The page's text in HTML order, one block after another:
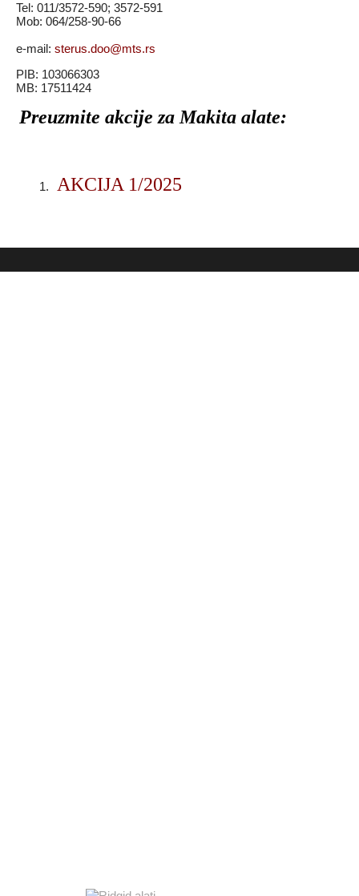
Tel: 011/3572-590; 3572-591
Mob: 064/258-90-66
e-mail: sterus.doo@mts.rs
PIB: 103066303
MB: 17511424
Preuzmite akcije za Makita alate:
AKCIJA 1/2025